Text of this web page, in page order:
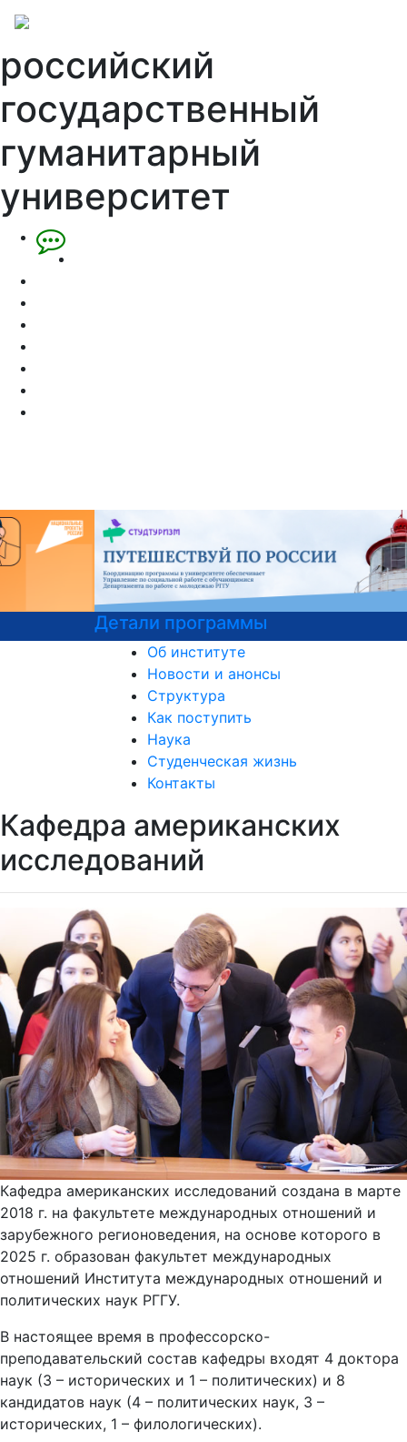
российский
государственный
гуманитарный
университет
Детали программы
Об институте
Новости и анонсы
Структура
Как поступить
Наука
Студенческая жизнь
Контакты
Кафедра американских
исследований
Кафедра американских исследований создана в марте
2018 г. на факультете международных отношений и
зарубежного регионоведения, на основе которого в
2025 г. образован факультет международных
отношений Института международных отношений и
политических наук РГГУ.
В настоящее время в профессорско-
преподавательский состав кафедры входят 4 доктора
наук (3 – исторических и 1 – политических) и 8
кандидатов наук (4 – политических наук, 3 –
исторических, 1 – филологических).